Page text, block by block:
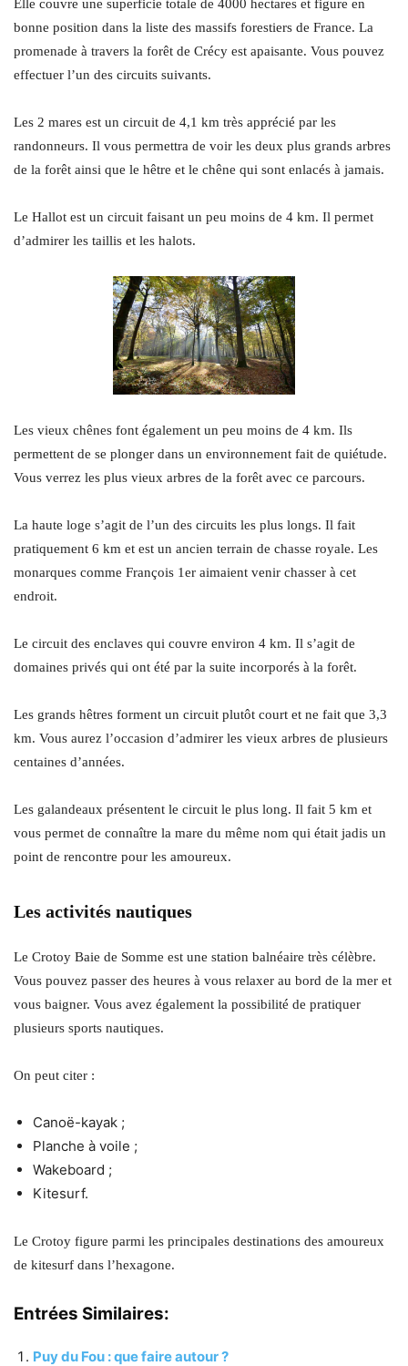
Elle couvre une superficie totale de 4000 hectares et figure en
bonne position dans la liste des massifs forestiers de France. La
promenade à travers la forêt de Crécy est apaisante. Vous pouvez
effectuer l’un des circuits suivants.
Les 2 mares est un circuit de 4,1 km très apprécié par les
randonneurs. Il vous permettra de voir les deux plus grands arbres
de la forêt ainsi que le hêtre et le chêne qui sont enlacés à jamais.
Le Hallot est un circuit faisant un peu moins de 4 km. Il permet
d’admirer les taillis et les halots.
Les vieux chênes font également un peu moins de 4 km. Ils
permettent de se plonger dans un environnement fait de quiétude.
Vous verrez les plus vieux arbres de la forêt avec ce parcours.
La haute loge s’agit de l’un des circuits les plus longs. Il fait
pratiquement 6 km et est un ancien terrain de chasse royale. Les
monarques comme François 1er aimaient venir chasser à cet
endroit.
Le circuit des enclaves qui couvre environ 4 km. Il s’agit de
domaines privés qui ont été par la suite incorporés à la forêt.
Les grands hêtres forment un circuit plutôt court et ne fait que 3,3
km. Vous aurez l’occasion d’admirer les vieux arbres de plusieurs
centaines d’années.
Les galandeaux présentent le circuit le plus long. Il fait 5 km et
vous permet de connaître la mare du même nom qui était jadis un
point de rencontre pour les amoureux.
Les activités nautiques
Le Crotoy Baie de Somme est une station balnéaire très célèbre.
Vous pouvez passer des heures à vous relaxer au bord de la mer et
vous baigner. Vous avez également la possibilité de pratiquer
plusieurs sports nautiques.
On peut citer :
Canoë-kayak ;
Planche à voile ;
Wakeboard ;
Kitesurf.
Le Crotoy figure parmi les principales destinations des amoureux
de kitesurf dans l’hexagone.
Entrées Similaires:
Puy du Fou : que faire autour ?